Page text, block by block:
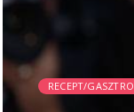
RECEPT/GASZTRO